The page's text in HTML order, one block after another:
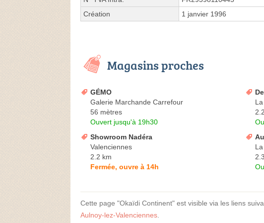
Création
1 janvier 1996
Magasins proches
GÉMO
Galerie Marchande Carrefour
56 mètres
Ouvert jusqu'à 19h30
Showroom Nadéra
Valenciennes
2.2 km
Fermée, ouvre à 14h
Cette page "Okaïdi Continent" est visible via les liens
Aulnoy-lez-Valenciennes